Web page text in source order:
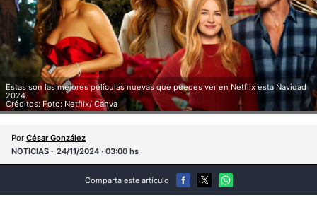
Estas son las mejores películas nuevas que puedes ver en Netflix esta Navidad
2024.
Créditos: Foto: Netflix/ Canva
Por César González
NOTICIAS
24/11/2024 · 03:00 hs
Comparta este artículo